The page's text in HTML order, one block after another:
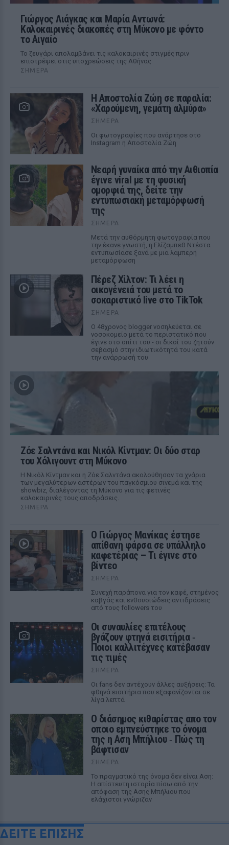
Γιώργος Λιάγκας και Μαρία Αντωνά:
Καλοκαιρινές διακοπές στη Μύκονο με φόντο
το Αιγαίο
Το ζευγάρι απολαμβάνει τις καλοκαιρινές στιγμές πριν
επιστρέψει στις υποχρεώσεις της Αθήνας
ΣΉΜΕΡΑ
Η Αποστολία Ζώη σε παραλία:
«Χαρούμενη, γεμάτη αλμύρα»
ΣΉΜΕΡΑ
Οι φωτογραφίες που ανάρτησε στο
Instagram η Αποστολία Ζώη
Νεαρή γυναίκα από την Αιθιοπία
έγινε viral με τη φυσική
ομορφιά της, δείτε την
εντυπωσιακή μεταμόρφωσή
της
ΣΉΜΕΡΑ
Μετά την αυθόρμητη φωτογραφία που
την έκανε γνωστή, η Ελίζαμπεθ Ντέστα
εντυπωσίασε ξανά με μια λαμπερή
μεταμόρφωση
Πέρεζ Χίλτον: Τι λέει η
οικογένειά του μετά το
σοκαριστικό live στο TikTok
ΣΉΜΕΡΑ
Ο 48χρονος blogger νοσηλεύεται σε
νοσοκομείο μετά το περιστατικό που
έγινε στο σπίτι του - οι δικοί του ζητούν
σεβασμό στην ιδιωτικότητά του κατά
την ανάρρωσή του
Ζόε Σαλντάνα και Νικόλ Κίντμαν: Οι δύο σταρ
του Χόλιγουντ στη Μύκονο
Η Νικόλ Κίντμαν και η Ζόε Σαλντάνα ακολούθησαν τα χνάρια
των μεγαλύτερων αστέρων του παγκόσμιου σινεμά και της
showbiz, διαλέγοντας τη Μύκονο για τις φετινές
καλοκαιρινές τους αποδράσεις.
ΣΉΜΕΡΑ
Ο Γιώργος Μανίκας έστησε
απίθανη φάρσα σε υπάλληλο
καφετέριας – Τι έγινε στο
βίντεο
ΣΉΜΕΡΑ
Συνεχή παράπονα για τον καφέ, στημένος
καβγάς και ενθουσιώδεις αντιδράσεις
από τους followers του
Οι συναυλίες επιτέλους
βγάζουν φτηνά εισιτήρια ‑
Ποιοι καλλιτέχνες κατέβασαν
τις τιμές
ΣΉΜΕΡΑ
Οι fans δεν αντέχουν άλλες αυξήσεις: Τα
φθηνά εισιτήρια που εξαφανίζονται σε
λίγα λεπτά
Ο διάσημος κιθαρίστας απο τον
οποιο εμπνεύστηκε το όνομα
της η Αση Μπήλιου ‑ Πώς τη
βάφτισαν
ΣΉΜΕΡΑ
Το πραγματικό της όνομα δεν είναι Αση:
Η απίστευτη ιστορία πίσω από την
απόφαση της Ασης Μπήλιου που
ελάχιστοι γνώριζαν
ΔΕΙΤΕ ΕΠΙΣΗΣ